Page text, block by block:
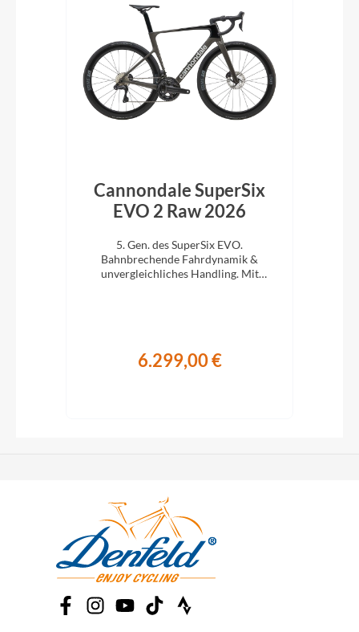
Cannondale SuperSix
EVO 2 Raw 2026
5. Gen. des SuperSix EVO.
Bahnbrechende Fahrdynamik &
unvergleichliches Handling. Mit
6.299,00 €